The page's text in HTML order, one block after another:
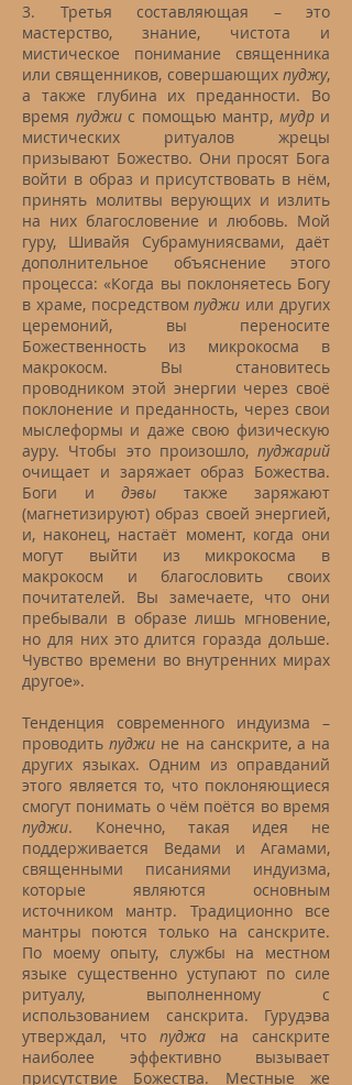
3. Третья составляющая – это
мастерство, знание, чистота и
мистическое понимание священника
или священников, совершающих пуджу,
а также глубина их преданности. Во
время пуджис помощью мантр, мудр и
мистических ритуалов жрецы
призывают Божество. Они просят Бога
войти в образ и присутствовать в нём,
принять молитвы верующих и излить
на них благословение и любовь. Мой
гуру, Шивайя Субрамуниясвами, даёт
дополнительное объяснение этого
процесса: «Когда вы поклоняетесь Богу
в храме, посредствомпуджи или других
церемоний, вы переносите
Божественность из микрокосма в
макрокосм. Вы становитесь
проводником этой энергии через своё
поклонение и преданность, через свои
мыслеформы и даже свою физическую
ауру. Чтобы это произошло, пуджарий
очищает и заряжает образ Божества.
Боги и дэвы также заряжают
(магнетизируют) образ своей энергией,
и, наконец, настаёт момент, когда они
могут выйти из микрокосма в
макрокосм и благословить своих
почитателей. Вы замечаете, что они
пребывали в образе лишь мгновение,
но для них это длится горазда дольше.
Чувство времени во внутренних мирах
другое».
Тенденция современного индуизма –
проводитьпуджи не на санскрите, а на
других языках. Одним из оправданий
этого является то, что поклоняющиеся
смогут понимать о чём поётся во время
пуджи. Конечно, такая идея не
поддерживается Ведами и Агамами,
священными писаниями индуизма,
которые являются основным
источником мантр. Традиционно все
мантры поются только на санскрите.
По моему опыту, службы на местном
языке существенно уступают по силе
ритуалу, выполненному с
использованием санскрита. Гурудэва
утверждал, что пуджа на санскрите
наиболее эффективно вызывает
присутствие Божества. Местные же